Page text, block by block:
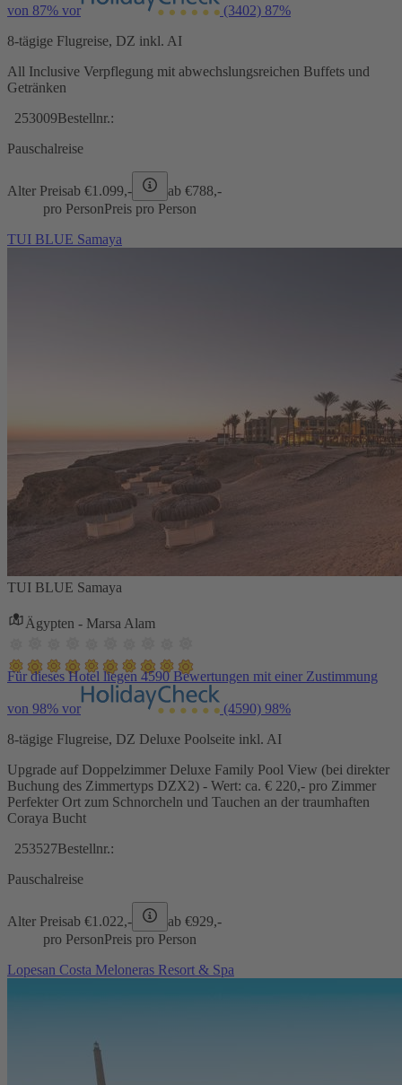
von 87% vor (3402) 87%
8-tägige Flugreise, DZ inkl. AI
All Inclusive Verpflegung mit abwechslungsreichen Buffets und
Getränken
253009Bestellnr.:
Pauschalreise
Alter Preisab €1.099,- ab €788,-
pro PersonPreis pro Person
TUI BLUE Samaya
TUI BLUE Samaya
Ägypten - Marsa Alam
Für dieses Hotel liegen 4590 Bewertungen mit einer Zustimmung
von 98% vor (4590) 98%
8-tägige Flugreise, DZ Deluxe Poolseite inkl. AI
Upgrade auf Doppelzimmer Deluxe Family Pool View (bei direkter
Buchung des Zimmertyps DZX2) - Wert: ca. € 220,- pro Zimmer
Perfekter Ort zum Schnorcheln und Tauchen an der traumhaften
Coraya Bucht
253527Bestellnr.:
Pauschalreise
Alter Preisab €1.022,- ab €929,-
pro PersonPreis pro Person
Lopesan Costa Meloneras Resort & Spa